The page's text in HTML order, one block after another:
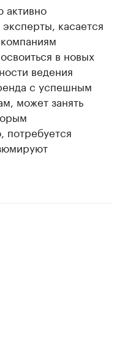
активно
касается
в новых
ведения
с успешным
может занять
потребуется